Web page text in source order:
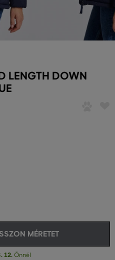
LENGTH DOWN
MÉRETET
12. Önnél